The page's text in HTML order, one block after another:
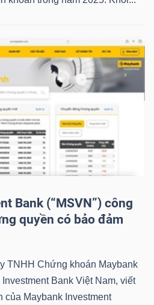
Bank (“MSVN”) công
quyền có bảo đảm
TNHH Chứng khoán Maybank
Bank Việt Nam, viết
của Maybank Investment